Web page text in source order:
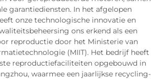
garantiediensten. In het afgelopen
onze technologische innovatie en
ons erkend als een
reproductie door het Ministerie van
(MIIT). Het bedrijf heeft
reproductiefaciliteiten opgebouwd in
waarmee een jaarlijkse recycling-